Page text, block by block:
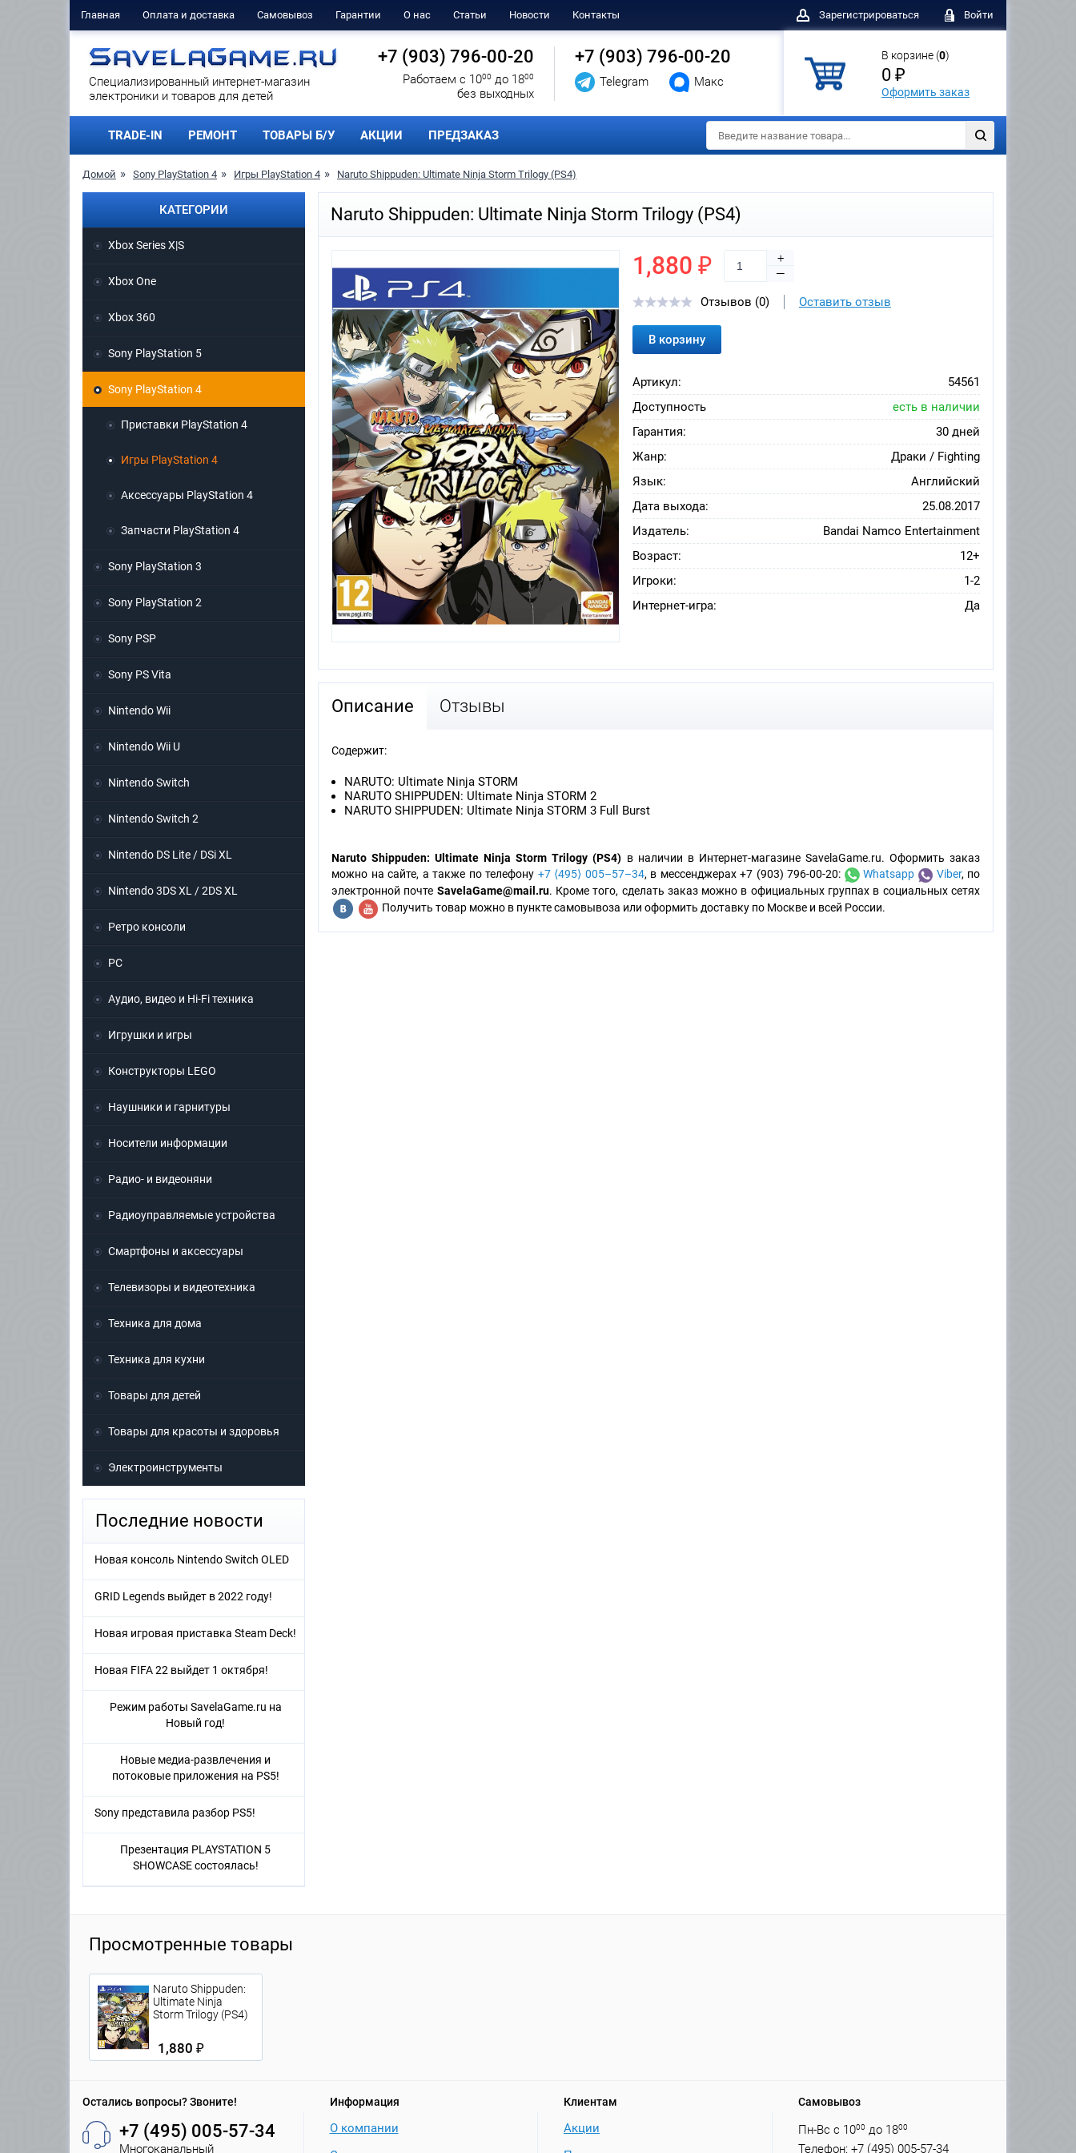
Главная Оплата и доставка Самовывоз Гарантии О нас Статьи Новости Контакты Зарегистрироваться Войти
Cпециализированный интернет-магазин
электроники и товаров для детей
+7 (903) 796-00-20
Работаем с 1000 до 1800
без выходных
+7 (903) 796-00-20
Telegram Макс
В корзине (0)
0 ₽
Оформить заказ
TRADE-IN РЕМОНТ ТОВАРЫ Б/У АКЦИИ ПРЕДЗАКАЗ
Домой Sony PlayStation 4 Игры PlayStation 4 Naruto Shippuden: Ultimate Ninja Storm Trilogy (PS4)
Naruto Shippuden: Ultimate Ninja Storm Trilogy (PS4)
1,880 ₽
+
—
Отзывов (0)
Оставить отзыв
В корзину
Артикул:
54561
Доступность
есть в наличии
Гарантия:
30 дней
Жанр:
Драки / Fighting
Язык:
Английский
Дата выхода:
25.08.2017
Издатель:
Bandai Namco Entertainment
Возраст:
12+
Игроки:
1-2
Интернет-игра:
Да
Описание Отзывы
Содержит:
NARUTO: Ultimate Ninja STORM
NARUTO SHIPPUDEN: Ultimate Ninja STORM 2
NARUTO SHIPPUDEN: Ultimate Ninja STORM 3 Full Burst
Naruto Shippuden: Ultimate Ninja Storm Trilogy (PS4) в наличии в Интернет-магазине SavelaGame.ru. Оформить заказ
можно на сайте, а также по телефону +7 ⟨495⟩ 005–57–34, в мессенджерах +7 (903) 796-00-20: Whatsapp Viber, по
электронной почте SavelaGame@mail.ru. Кроме того, сделать заказ можно в официальных группах в социальных сетях
Получить товар можно в пункте самовывоза или оформить доставку по Москве и всей России.
КАТЕГОРИИ
Xbox Series X|S
Xbox One
Xbox 360
Sony PlayStation 5
Sony PlayStation 4
Приставки PlayStation 4
Игры PlayStation 4
Аксессуары PlayStation 4
Запчасти PlayStation 4
Sony PlayStation 3
Sony PlayStation 2
Sony PSP
Sony PS Vita
Nintendo Wii
Nintendo Wii U
Nintendo Switch
Nintendo Switch 2
Nintendo DS Lite / DSi XL
Nintendo 3DS XL / 2DS XL
Ретро консоли
PC
Аудио, видео и Hi-Fi техника
Игрушки и игры
Конструкторы LEGO
Наушники и гарнитуры
Носители информации
Радио- и видеоняни
Радиоуправляемые устройства
Смартфоны и аксессуары
Телевизоры и видеотехника
Техника для дома
Техника для кухни
Товары для детей
Товары для красоты и здоровья
Электроинструменты
Последние новости
Новая консоль Nintendo Switch OLED
GRID Legends выйдет в 2022 году!
Новая игровая приставка Steam Deck!
Новая FIFA 22 выйдет 1 октября!
Режим работы SavelaGame.ru на
Новый год!
Новые медиа-развлечения и
потоковые приложения на PS5!
Sony представила разбор PS5!
Презентация PLAYSTATION 5
SHOWCASE состоялась!
Просмотренные товары
Naruto Shippuden:
Ultimate Ninja
Storm Trilogy (PS4)
1,880 ₽
Остались вопросы? Звоните!
+7 (495) 005-57-34
Многоканальный
Информация
О компании
Клиентам
Акции
Самовывоз
Пн-Вс с 1000 до 1800
Телефон: +7 (495) 005-57-34